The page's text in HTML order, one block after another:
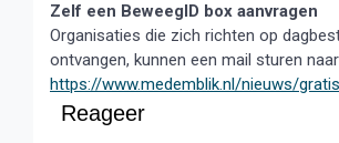
Zelf een BeweegID box aanvragen
Organisaties die zich richten op
ontvangen, kunnen een mail sturen naar
https://www.medemblik.nl/nieuws/
Reageer